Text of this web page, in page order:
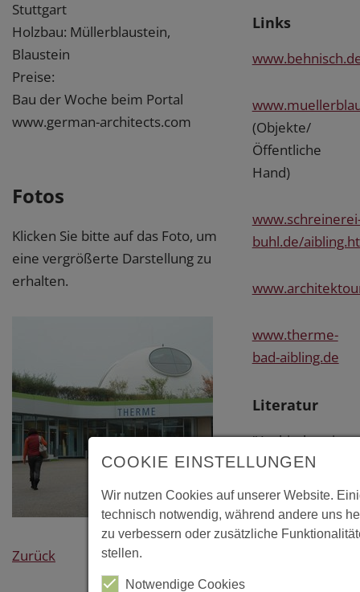
Stuttgart
Holzbau: Müllerblaustein,
Blaustein
Preise:
Bau der Woche beim Portal
www.german-architects.com
Fotos
Klicken Sie bitte auf das Foto, um
eine vergrößerte Darstellung zu
erhalten.
Zurück
Links
(Objekte/
Öffentliche
Hand)
buhl.de/
www.therme-
bad-aibling.de
Literatur
"Architektur in
Stadt und
Rosenheim -
Ein Wegweiser
COOKIE EINSTELLUNGEN
Wir nutzen Cookies auf unserer Website.
technisch notwendig, während andere uns
zu verbessern oder zusätzliche
stellen.
Notwendige Cookies